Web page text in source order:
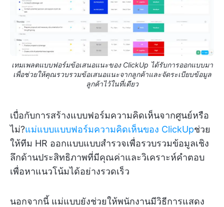
เทมเพลตแบบฟอร์มข้อเสนอแนะของ ClickUp ได้รับการออกแบบมา
เพื่อช่วยให้คุณรวบรวมข้อเสนอแนะจากลูกค้าและจัดระเบียบข้อมูล
ลูกค้าไว้ในที่เดียว
เบื่อกับการสร้างแบบฟอร์มความคิดเห็นจากศูนย์หรือ
ไม่?แม่แบบแบบฟอร์มความคิดเห็นของ ClickUpช่วย
ให้ทีม HR ออกแบบแบบสำรวจเพื่อรวบรวมข้อมูลเชิง
ลึกด้านประสิทธิภาพที่มีคุณค่าและวิเคราะห์คำตอบ
เพื่อหาแนวโน้มได้อย่างรวดเร็ว
นอกจากนี้ แม่แบบยังช่วยให้พนักงานมีวิธีการแสดง